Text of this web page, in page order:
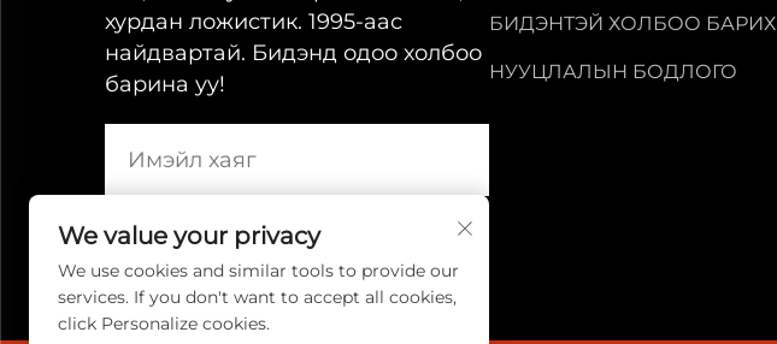
хурдан ложистик. 1995-аас
найдвартай. Бидэнд одоо холбоо
барина уу!
БИДЭНТЭЙ ХОЛБОО БАРИХ
НУУЦЛАЛЫН БОДЛОГО
We value your privacy
We use cookies and similar tools to provide our
services. If you don't want to accept all cookies,
click Personalize cookies.